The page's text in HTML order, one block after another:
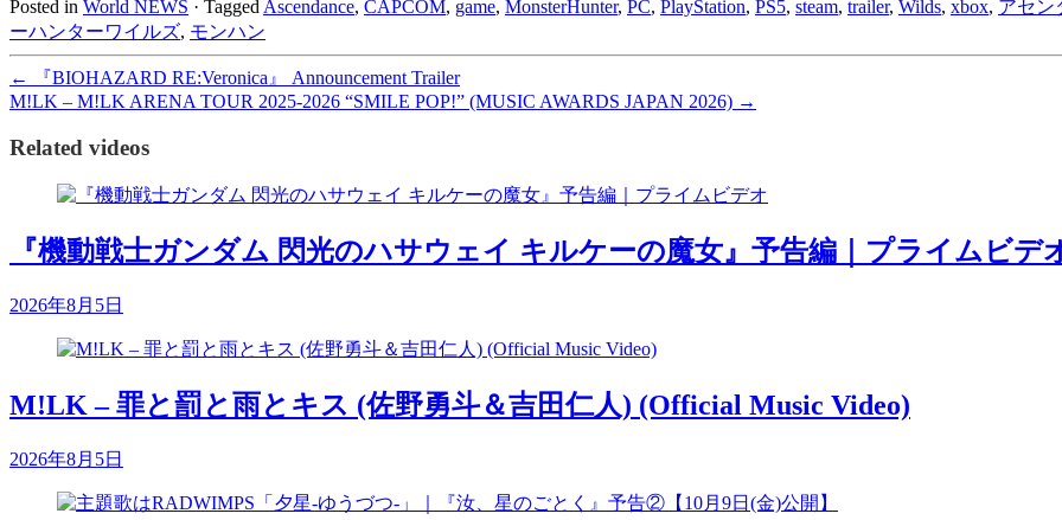
Posted in World NEWS · TaggedAscendance, CAPCOM, game, MonsterHunter, PC, PlayStation, PS5, steam, trailer, Wilds, xbox, アセン
ーハンターワイルズ, モンハン
←
『BIOHAZARD RE:Veronica』 Announcement Trailer
M!LK – M!LK ARENA TOUR 2025-2026 “SMILE POP!” (MUSIC AWARDS JAPAN 2026) →
Related videos
『機動戦士ガンダム 閃光のハサウェイ キルケーの魔女』予告編｜プライムビデ
2026年8月5日
M!LK – 罪と罰と雨とキス (佐野勇斗＆吉田仁人) (Official Music Video)
2026年8月5日